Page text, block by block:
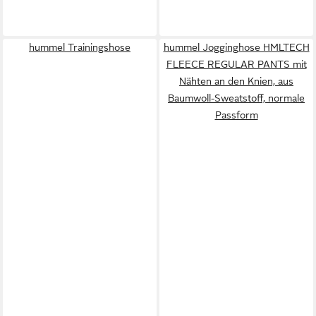
hummel Trainingshose
hummel Jogginghose HMLTECH
FLEECE REGULAR PANTS mit
Nähten an den Knien, aus
Baumwoll-Sweatstoff, normale
Passform